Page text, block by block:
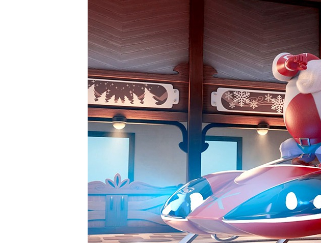
Presione enter para buscar o ESC para cerrar